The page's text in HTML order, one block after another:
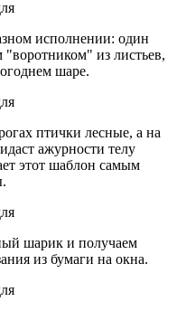
исполнении: один
из листьев,
шаре.
птички лесные, а на
ажурности телу
этот шаблон самым
шарик и получаем
из бумаги на окна.